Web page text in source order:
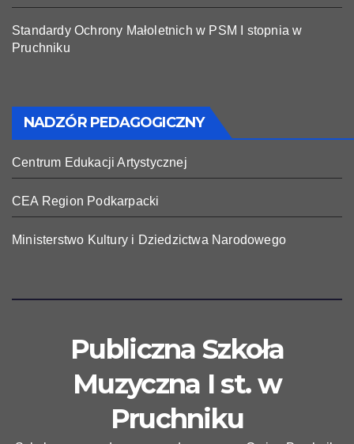
Standardy Ochrony Małoletnich w PSM I stopnia w
Pruchniku
NADZÓR PEDAGOGICZNY
Centrum Edukacji Artystycznej
CEA Region Podkarpacki
Ministerstwo Kultury i Dziedzictwa Narodowego
Publiczna Szkoła
Muzyczna I st. w
Pruchniku